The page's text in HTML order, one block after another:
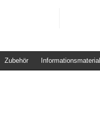
Zubehör Informationsmaterial